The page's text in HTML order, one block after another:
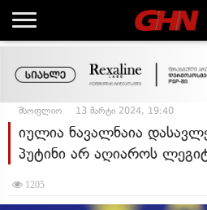
მსოფლიო 13 მარტი 2024, 19:40
იულია ნავალნაია
პუტინი არ აღიაროს
1205